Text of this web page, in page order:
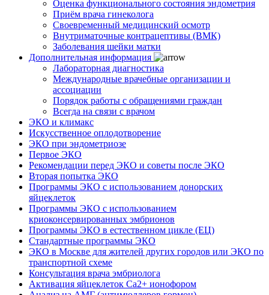
Оценка функционального состояния эндометрия
Приём врача гинеколога
Своевременный медицинский осмотр
Внутриматочные контрацептивы (ВМК)
Заболевания шейки матки
Дополнительная информация
Лабораторная диагностика
Международные врачебные организации и
ассоциации
Порядок работы с обращениями граждан
Всегда на связи с врачом
ЭКО и климакс
Искусственное оплодотворение
ЭКО при эндометриозе
Первое ЭКО
Рекомендации перед ЭКО и советы после ЭКО
Вторая попытка ЭКО
Программы ЭКО с использованием донорских
яйцеклеток
Программы ЭКО с использованием
криоконсервированных эмбрионов
Программы ЭКО в естественном цикле (ЕЦ)
Стандартные программы ЭКО
ЭКО в Москве для жителей других городов или ЭКО по
транспортной схеме
Консультация врача эмбриолога
Активация яйцеклеток Са2+ ионофором